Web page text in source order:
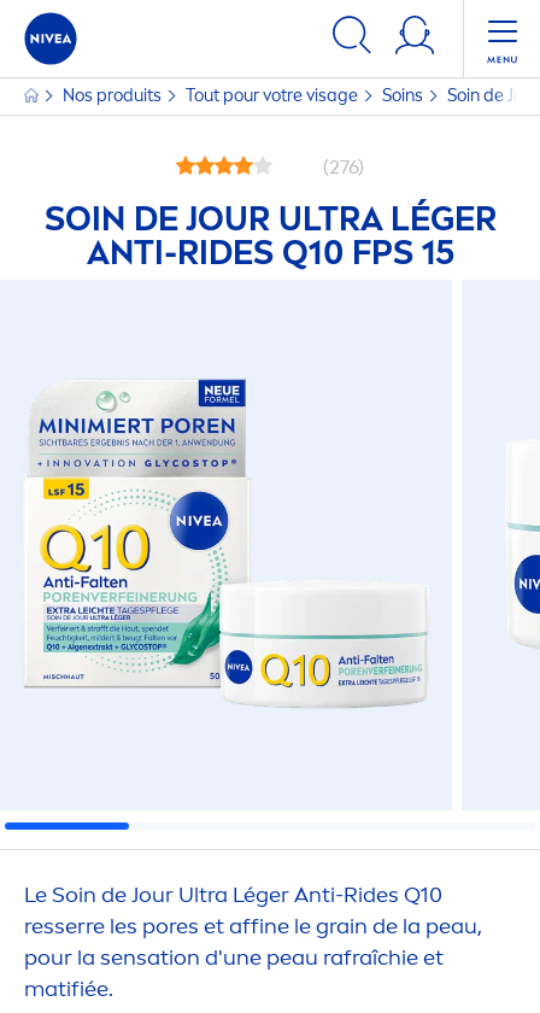
Nos produits Tout pour votre visage Soins Soin de
(276)
SOIN DE JOUR ULTRA LÉGER
ANTI-RIDES Q10 FPS 15
Le Soin de Jour Ultra Léger Anti-Rides Q10
resserre les pores et affine le grain de la peau,
pour la sensation d'une peau rafraîchie et
matifiée.